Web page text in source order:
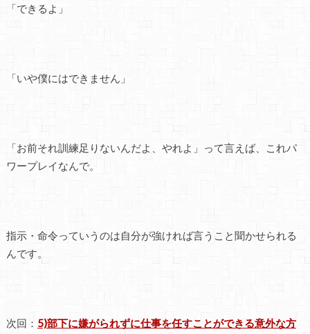
「できるよ」
「いや僕にはできません」
「お前それ訓練足りないんだよ、やれよ」って言えば、これパ
ワープレイなんで。
指示・命令っていうのは自分が強ければ言うこと聞かせられる
んです。
次回： 5)部下に嫌がられずに仕事を任すことができる意外な方